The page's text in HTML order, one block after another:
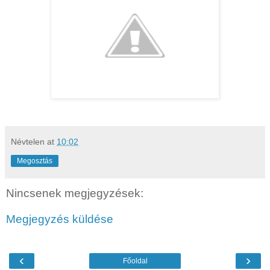
Névtelen at 10:02
Megosztás
Nincsenek megjegyzések:
Megjegyzés küldése
‹ ›
Főoldal